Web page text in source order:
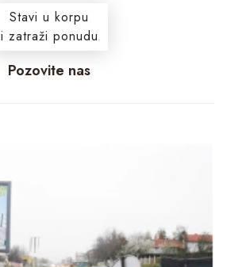
Stavi u korpu
i zatraži ponudu
Pozovite nas